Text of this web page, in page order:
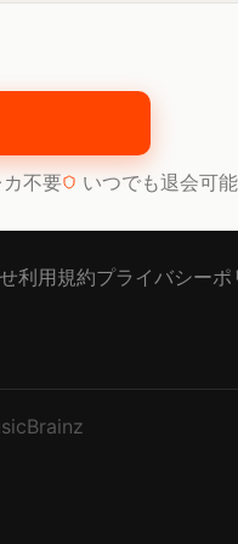
不要 いつでも退会可能
利用規約プライバシーポ